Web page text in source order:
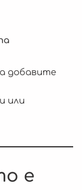
добавите
или
е